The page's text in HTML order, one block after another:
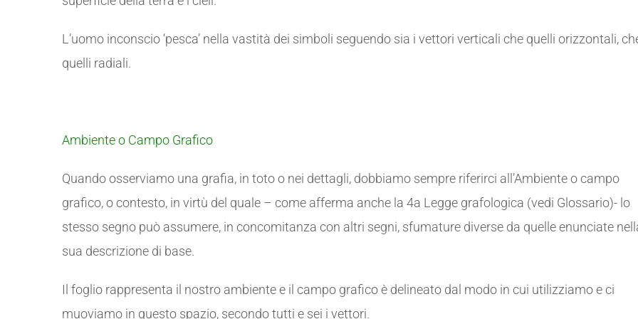
L’uomo inconscio ‘pesca’ nella vastità dei simboli seguendo sia i vettori verticali che quelli orizzontali,
quelli radiali.
Ambiente o Campo Grafico
Quando osserviamo una grafia, in toto o nei dettagli, dobbiamo sempre riferirci all’Ambiente o campo
grafico, o contesto, in virtù del quale – come afferma anche la 4a Legge grafologica (vedi Glossario)- lo
stesso segno può assumere, in concomitanza con altri segni, sfumature diverse da quelle enunciate
sua descrizione di base.
Il foglio rappresenta il nostro ambiente e il campo grafico è delineato dal modo in cui utilizziamo e ci
muoviamo in questo spazio, secondo tutti e sei i vettori.